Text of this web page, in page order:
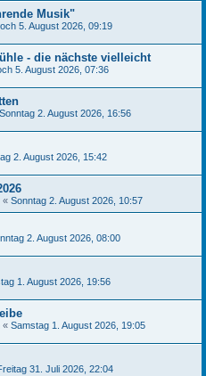
Musik"
5. August 2026, 09:19
- die nächste vielleicht
5. August 2026, 07:36
Sonntag 2. August 2026, 16:56
2. August 2026, 15:42
« Sonntag 2. August 2026, 10:57
2. August 2026, 08:00
1. August 2026, 19:56
« Samstag 1. August 2026, 19:05
31. Juli 2026, 22:04